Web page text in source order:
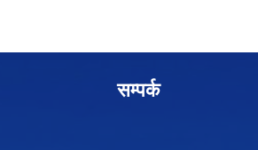
सम्पर्क